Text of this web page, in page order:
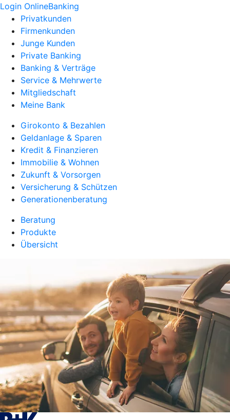
Login OnlineBanking
Privatkunden
Firmenkunden
Junge Kunden
Private Banking
Banking & Verträge
Service & Mehrwerte
Mitgliedschaft
Meine Bank
Girokonto & Bezahlen
Geldanlage & Sparen
Kredit & Finanzieren
Immobilie & Wohnen
Zukunft & Vorsorgen
Versicherung & Schützen
Generationenberatung
Beratung
Produkte
Übersicht